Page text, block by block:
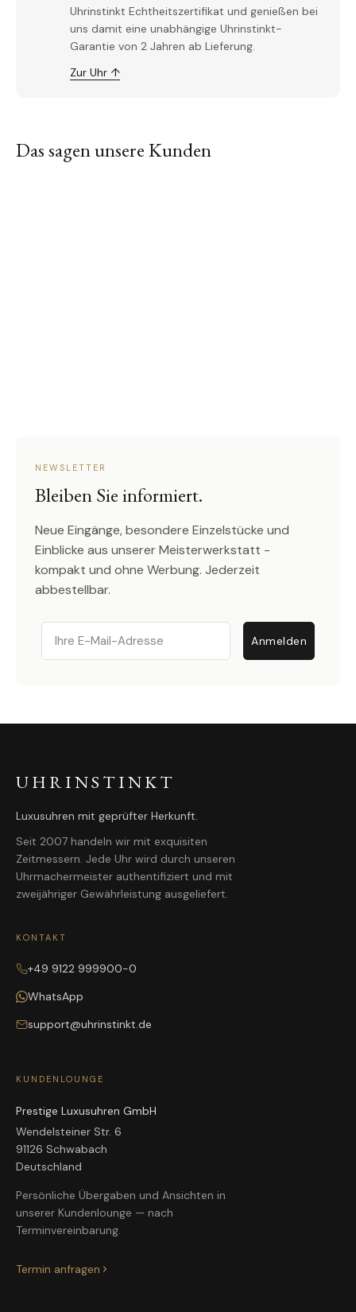
Uhrinstinkt Echtheitszertifikat und genießen bei
uns damit eine unabhängige Uhrinstinkt-
Garantie von 2 Jahren ab Lieferung.
Zur Uhr ↑
Das sagen unsere Kunden
NEWSLETTER
Bleiben Sie informiert.
Neue Eingänge, besondere Einzelstücke und
Einblicke aus unserer Meisterwerkstatt -
kompakt und ohne Werbung. Jederzeit
abbestellbar.
Email
Anmelden
UHRINSTINKT
Luxusuhren mit geprüfter Herkunft.
Seit 2007 handeln wir mit exquisiten
Zeitmessern. Jede Uhr wird durch unseren
Uhrmachermeister authentifiziert und mit
zweijähriger Gewährleistung ausgeliefert.
KONTAKT
+49 9122 999900-0
WhatsApp
support@uhrinstinkt.de
KUNDENLOUNGE
Prestige Luxusuhren GmbH
Wendelsteiner Str. 6
91126 Schwabach
Deutschland
Persönliche Übergaben und Ansichten in
unserer Kundenlounge — nach
Terminvereinbarung.
Termin anfragen